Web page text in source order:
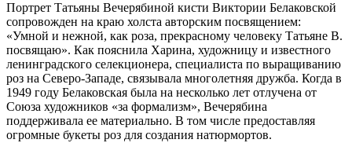
Портрет Татьяны Вечерябиной кисти Виктории Белаковской
сопровожден на краю холста авторским посвящением:
«Умной и нежной, как роза, прекрасному человеку Татьяне В.
посвящаю». Как пояснила Харина, художницу и известного
ленинградского селекционера, специалиста по выращиванию
роз на Северо-Западе, связывала многолетняя дружба. Когда в
1949 году Белаковская была на несколько лет отлучена от
Союза художников «за формализм», Вечерябина
поддерживала ее материально. В том числе предоставляя
огромные букеты роз для создания натюрмортов.